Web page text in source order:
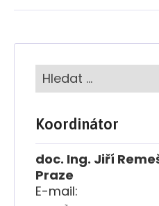
Koordinátor
doc. Ing. Jiří
Praze
E-mail: